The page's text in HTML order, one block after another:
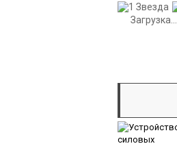
Загрузка...